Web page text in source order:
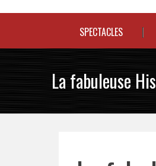
SPECTACLES
La fabuleuse